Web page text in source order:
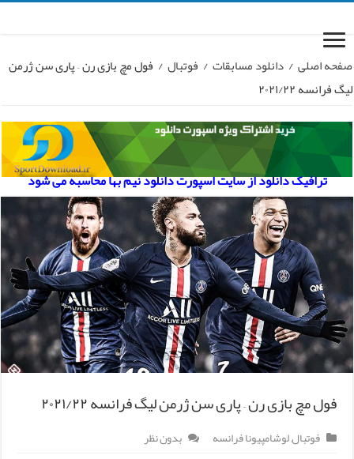
صفحه اصلی / دانلود مسابقات / فوتبال / فول مچ بازی رن – پاری سن ژرمن
لیگ فرانسه ۲۰۲۱/۲۲
ترافیک دانلود از سایت اسپورت دانلود نیم بها محاسبه می شود
فول مچ بازی رن – پاری سن ژرمن لیگ فرانسه ۲۰۲۱/۲۲
فوتبال,لوشامپیونا فرانسه بدون نظر